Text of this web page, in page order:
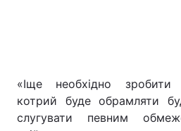
«Іще необхідно зробити
котрий буде обрамляти
слугувати певним